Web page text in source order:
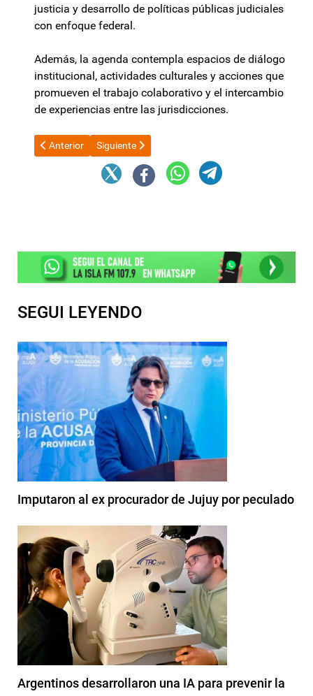
justicia y desarrollo de políticas públicas judiciales
con enfoque federal.
Además, la agenda contempla espacios de diálogo
institucional, actividades culturales y acciones que
promueven el trabajo colaborativo y el intercambio
de experiencias entre las jurisdicciones.
Artículo anterior: Piden urgente tratamiento de la comisión
Anterior Artículo siguiente: El Gobierno reformará el
Siguiente
SEGUI LEYENDO
Imputaron al ex procurador de Jujuy por peculado
Argentinos desarrollaron una IA para prevenir la